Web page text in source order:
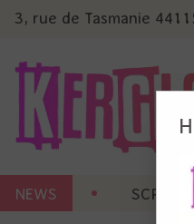
3, rue de Tasmanie
NEWS SCRAP